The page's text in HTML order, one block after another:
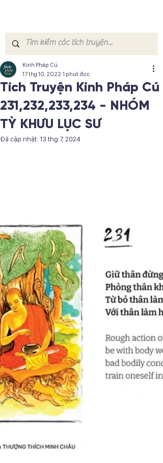
Tích Truyện Kinh Pháp Cú
231,232,233,234 - NHÓM
TỲ KHƯU LỤC SƯ
Kinh Pháp Cú
17 thg 10, 2022 1 phút đọc
Đã cập nhật:13 thg 7, 2024